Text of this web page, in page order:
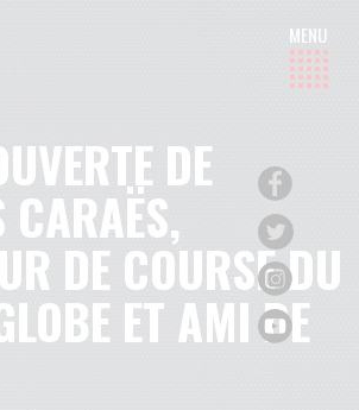
DE
CARAËS,
DE COURSE DU
ET AMI DE